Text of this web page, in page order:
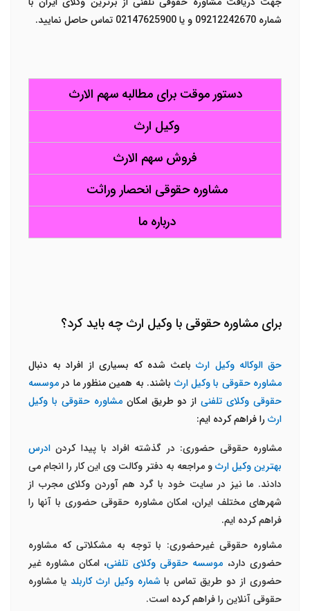
شماره 09212242670 و یا 02147625900 تماس حاصل نمایید.
دستور موقت برای مطالبه سهم الارث
وکیل ارث
فروش سهم الارث
مشاوره حقوقی انحصار وراثت
درباره ما
برای مشاوره حقوقی با وکیل ارث چه باید کرد؟
حق الوکاله وکیل ارث باعث شده که بسیاری از افراد به دنبال
مشاوره حقوقی با وکیل ارث باشند. به همین منظور ما در موسسه
حقوقی وکلای تلفنیاز دو طریق امکانمشاوره حقوقی با وکیل
ارثرا فراهم کرده ایم:
مشاوره حقوقی حضوری: در گذشته افراد با پیدا کردن ادرس
بهترین وکیل ارثو مراجعه به دفتر وکالت وی این کار را انجام می
دادند. ما نیز در سایت خود با گرد هم آوردن وکلای مجرب از
شهرهای مختلف ایران، امکان مشاوره حقوقی حضوری با آنها را
فراهم کرده ایم.
مشاوره حقوقی غیرحضوری: با توجه به مشکلاتی که مشاوره
حضوری دارد، موسسه حقوقی وکلای تلفنی، امکان مشاوره غیر
حضوری از دو طریق تماس باشماره وکیل ارث کاربلد یا مشاوره
حقوقی آنلاین را فراهم کرده است.